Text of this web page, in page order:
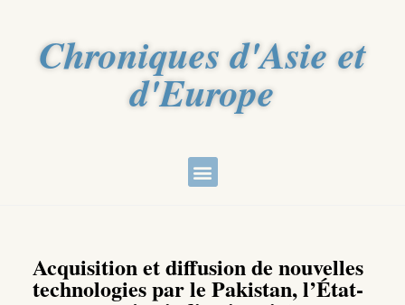
Chroniques d'Asie et
d'Europe
Acquisition et diffusion de nouvelles
technologies par le Pakistan, l’État-